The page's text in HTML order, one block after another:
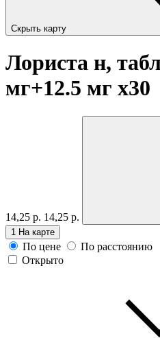
Скрыть карту
Лориста н,
мг+12.5 мг x30
14,25 р. 14,25 р.
1 На карте
По цене
По расстоянию
Открыто